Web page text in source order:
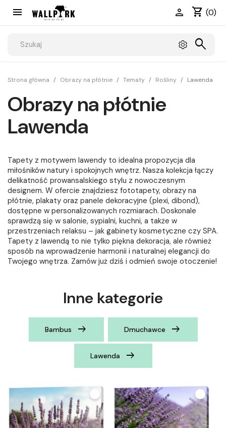
 shopping_cart (0)

search
Strona główna Obrazy na płótnie Tematy Rośliny Lawenda
Obrazy na płótnie
Lawenda
Tapety z motywem lawendy to idealna propozycja dla
miłośników natury i spokojnych wnętrz. Nasza kolekcja łączy
delikatność prowansalskiego stylu z nowoczesnym
designem. W ofercie znajdziesz fototapety, obrazy na
płótnie, plakaty oraz panele dekoracyjne (plexi, dibond),
dostępne w personalizowanych rozmiarach. Doskonale
sprawdzą się w salonie, sypialni, kuchni, a także w
przestrzeniach relaksu – jak gabinety kosmetyczne czy SPA.
Tapety z lawendą to nie tylko piękna dekoracja, ale również
sposób na wprowadzenie harmonii i naturalnej elegancji do
Twojego wnętrza. Zamów już dziś i odmień swoje otoczenie!
Inne kategorie
Bambus Dmuchawce
Lawenda